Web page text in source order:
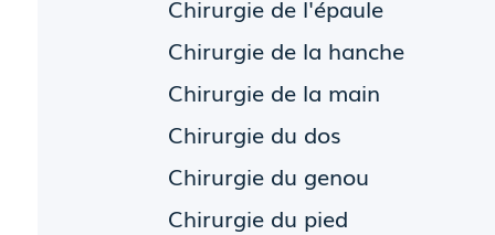
Chirurgie de l'épaule
Chirurgie de la hanche
Chirurgie de la main
Chirurgie du dos
Chirurgie du genou
Chirurgie du pied